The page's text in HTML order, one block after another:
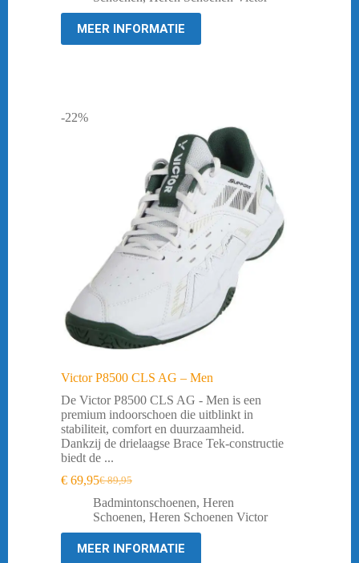
€ 119,95.
€ 99,95.
MEER INFORMATIE
-22%
Victor P8500 CLS AG – Men
De Victor P8500 CLS AG - Men is een
premium indoorschoen die uitblinkt in
stabiliteit, comfort en duurzaamheid.
Dankzij de drielaagse Brace Tek-constructie
biedt de ...
€89,95
Oorspronkelijke
prijs
was:
€ 89,95.
€ 69,95Huidige
prijs
is:
€ 69,95.
Badmintonschoenen, Heren
Schoenen, Heren Schoenen Victor
MEER INFORMATIE